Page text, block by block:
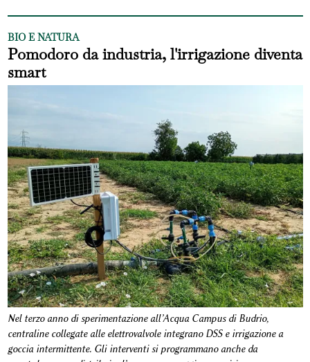
BIO E NATURA
Pomodoro da industria, l'irrigazione diventa
smart
Nel terzo anno di sperimentazione all’Acqua Campus di Budrio,
centraline collegate alle elettrovalvole integrano DSS e irrigazione a
goccia intermittente. Gli interventi si programmano anche da